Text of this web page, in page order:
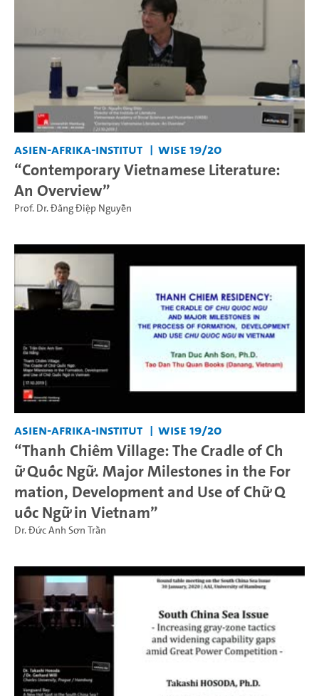
Asien-Afrika-Institut WiSe 19/20
“Contemporary Vietnamese Literature:
An Overview”
Prof. Dr. Đăng Điệp Nguyễn
Asien-Afrika-Institut WiSe 19/20
“Thanh Chiêm Village: The Cradle of Ch
ữ Quốc Ngữ. Major Milestones in the For
mation, Development and Use of Chữ Q
uốc Ngữ in Vietnam”
Dr. Đức Anh Sơn Trần